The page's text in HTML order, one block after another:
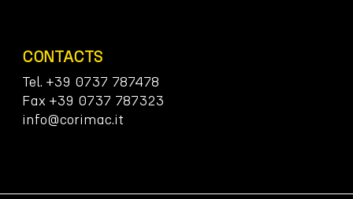
CONTACTS
Tel. +39 0737 787478
Fax +39 0737 787323
info@corimac.it